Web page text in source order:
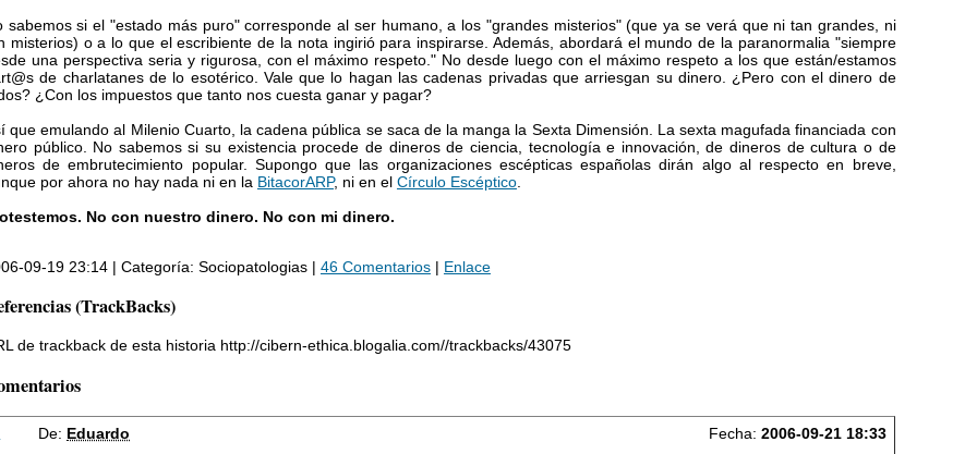
sabemos si el "estado más puro" corresponde al ser humano, a los "grandes misterios" (que ya se verá que ni tan grandes, ni
misterios) o a lo que el escribiente de la nota ingirió para inspirarse. Además, abordará el mundo de la paranormalia "siempre
una perspectiva seria y rigurosa, con el máximo respeto." No desde luego con el máximo respeto a los que están/estamos
de charlatanes de lo esotérico. Vale que lo hagan las cadenas privadas que arriesgan su dinero. ¿Pero con el dinero de
¿Con los impuestos que tanto nos cuesta ganar y pagar?
que emulando al Milenio Cuarto, la cadena pública se saca de la manga la Sexta Dimensión. La sexta magufada financiada con
público. No sabemos si su existencia procede de dineros de ciencia, tecnología e innovación, de dineros de cultura o de
de embrutecimiento popular. Supongo que las organizaciones escépticas españolas dirán algo al respecto en breve,
por ahora no hay nada ni en la BitacorARP, ni en el Círculo Escéptico.
No con nuestro dinero. No con mi dinero.
09-19 23:14 | Categoría: Sociopatologias | 46 Comentarios| Enlace
(TrackBacks)
de trackback de esta historia http://cibern-ethica.blogalia.com//trackbacks/43075
De: Eduardo Fecha:2006-09-21 18:33